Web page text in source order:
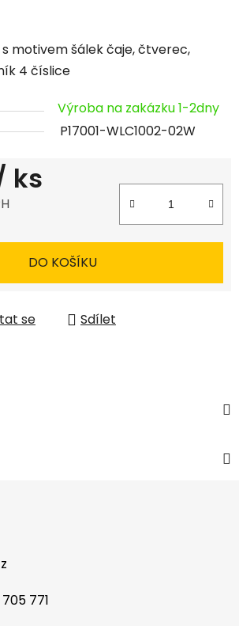
motivem šálek čaje, čtverec,
4 číslice
Výroba na zakázku 1-2dny
P17001-WLC1002-02W
ks
DO KOŠÍKU
se Sdílet
771